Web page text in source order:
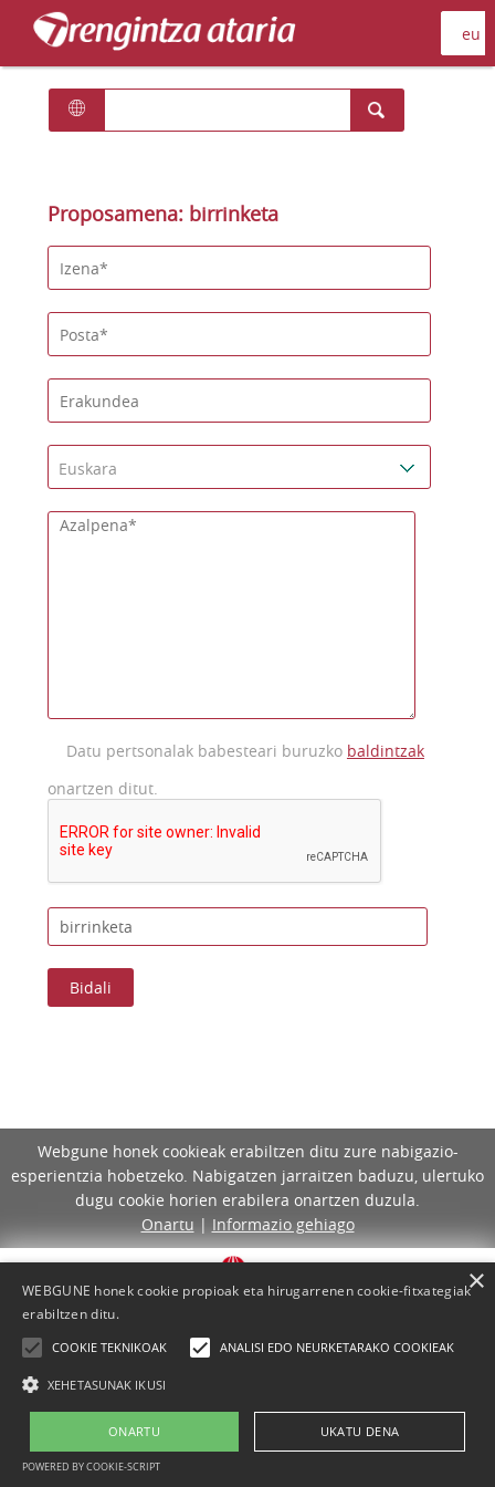
Proposamena: birrinketa
Datu pertsonalak babesteari buruzko baldintzak
onartzen ditut.
Webgune honek cookieak erabiltzen ditu zure nabigazio-
esperientzia hobetzeko. Nabigatzen jarraitzen baduzu, ulertuko
dugu cookie horien erabilera onartzen duzula.
Onartu | Informazio gehiago
Lege-oharra Cookie-politika Laguntza
Kontaktua
WEBGUNE honek cookie propioak eta hirugarrenen cookie-fitxategiak
erabiltzen ditu.
COOKIE TEKNIKOAK ANALISI EDO NEURKETARAKO COOKIEAK
XEHETASUNAK IKUSI
ONARTU UKATU DENA
POWERED BY COOKIE-SCRIPT
×